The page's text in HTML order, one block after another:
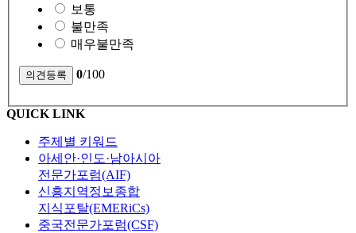
보통
불만족
매우불만족
0/100
QUICK LINK
주제별 키워드
아세안·인도·남아시아
전문가포럼(AIF)
신흥지역정보종합
지식포탈(EMERiCs)
중국전문가포럼(CSF)